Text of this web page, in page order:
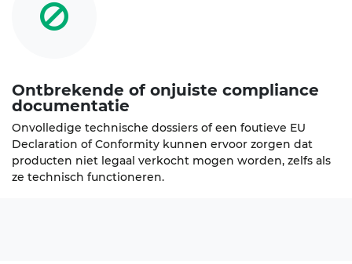
Ontbrekende of onjuiste compliance
documentatie
Onvolledige technische dossiers of een foutieve EU
Declaration of Conformity kunnen ervoor zorgen dat
producten niet legaal verkocht mogen worden, zelfs als
ze technisch functioneren.